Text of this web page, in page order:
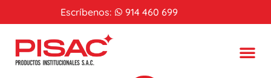
Escríbenos: 914 460 699